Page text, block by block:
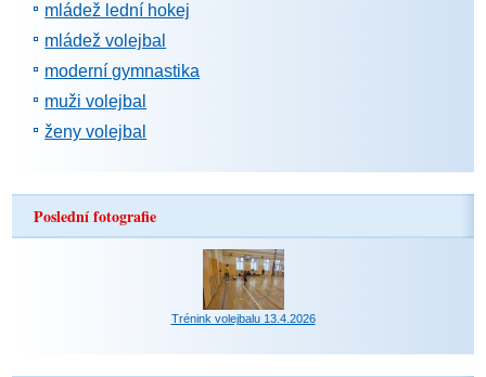
mládež lední hokej
mládež volejbal
moderní gymnastika
muži volejbal
ženy volejbal
Poslední fotografie
Trénink volejbalu 13.4.2026